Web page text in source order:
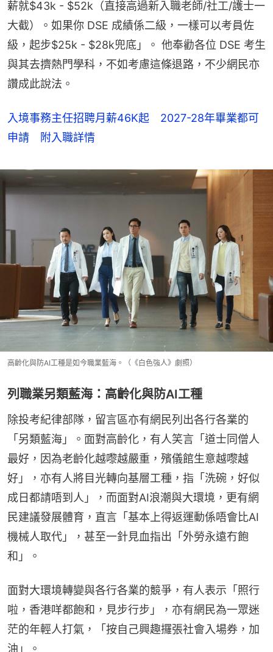
薪就$43k - $52k（直接高過新入職老師/社工/護士一
大截）。如果你 DSE 成績係二級，一樣可以考員佐
級，起步$25k - $28k兜底」。 他奉勸各位 DSE 考生
與其去擠熱門學科，不如考慮這條退路，不少網民亦
讚成此說法。
入境事務主任招聘月薪46K起 2027-28年畢業都可
申請 附入職詳情
高齡化與防AI工種是如今職業藍海。（《白色強人》劇照）
列職業另類藍海：高齡化與防AI工種
除投考紀律部隊，留言區亦有網民列出各行各業的
「另類藍海」。面對高齡化，有人笑言「道士同僧人
最好，因為老齡化越嚟越嚴重，殯儀館生意越嚟越
好」，亦有人將目光轉向基層工種，指「洗碗，好似
成日都請唔到人」，而面對AI浪潮與大環境，更有網
民建議發展體育，直言「基本上得返運動係唔會比AI
機械人取代」，甚至一針見血指出「外勞永遠冇飽
和」。
面對大環境轉變與各行各業的競爭，有人表示「照行
啦，香港咩都飽和，見步行步」，亦有網民為一眾迷
茫的年輕人打氣，「按自己興趣攞張社會入場券，加
油」。